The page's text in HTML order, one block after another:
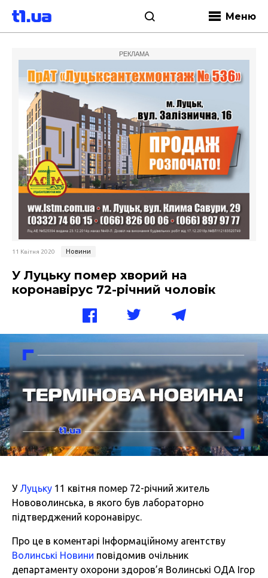
Меню
РЕКЛАМА
11 Квітня 2020 Новини
У Луцьку помер хворий на
коронавірус 72-річний чоловік
УЛуцьку 11 квітня помер 72-річний житель
Нововолинська, в якого був лабораторно
підтверджений коронавірус.
Про це в коментарі Інформаційному агентству
Волинські Новини повідомив очільник
департаменту охорони здоров’я Волинські ОДА Ігор